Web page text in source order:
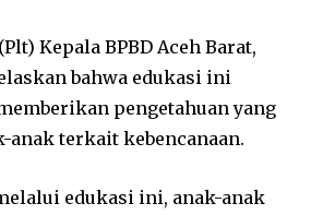
Kepala BPBD Aceh Barat,
bahwa edukasi ini
pengetahuan yang
anak terkait kebencanaan.
edukasi ini, anak-anak